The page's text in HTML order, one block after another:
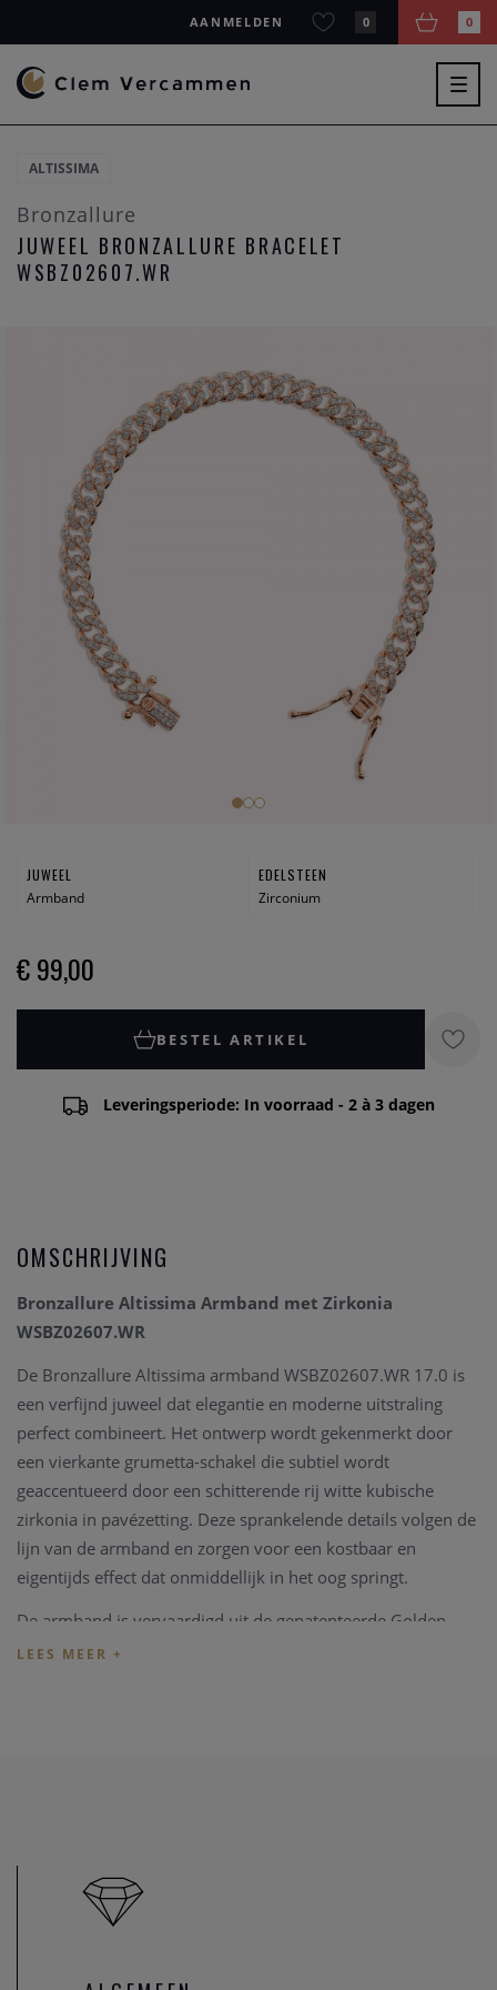
AANMELDEN 0 0
ALTISSIMA
Bronzallure
JUWEEL BRONZALLURE BRACELET
WSBZ02607.WR
JUWEEL
Armband
EDELSTEEN
Zirconium
€ 99,00
BESTEL ARTIKEL
Leveringsperiode: In voorraad - 2 à 3 dagen
OMSCHRIJVING
Bronzallure Altissima Armband met Zirkonia
WSBZ02607.WR
De Bronzallure Altissima armband WSBZ02607.WR 17.0 is
een verfijnd juweel dat elegantie en moderne uitstraling
perfect combineert. Het ontwerp wordt gekenmerkt door
een vierkante grumetta-schakel die subtiel wordt
geaccentueerd door een schitterende rij witte kubische
zirkonia in pavézetting. Deze sprankelende details volgen de
lijn van de armband en zorgen voor een kostbaar en
eigentijds effect dat onmiddellijk in het oog springt.
De armband is vervaardigd uit de gepatenteerde Golden
Rosé legering van Bronzallure en afgewerkt met een
harmonieuze combinatie van moderne schakels en
sprankelende zirkonia straalt deze armband pure
vrouwelijke elegantie uit.